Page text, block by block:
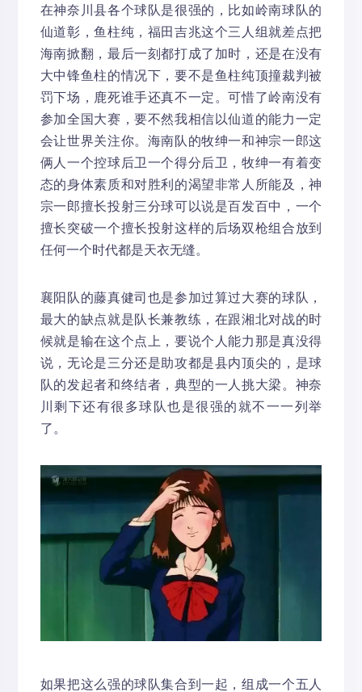
在神奈川县各个球队是很强的，比如岭南球队的
仙道彰，鱼柱纯，福田吉兆这个三人组就差点把
海南掀翻，最后一刻都打成了加时，还是在没有
大中锋鱼柱的情况下，要不是鱼柱纯顶撞裁判被
罚下场，鹿死谁手还真不一定。可惜了岭南没有
参加全国大赛，要不然我相信以仙道的能力一定
会让世界关注你。海南队的牧绅一和神宗一郎这
俩人一个控球后卫一个得分后卫，牧绅一有着变
态的身体素质和对胜利的渴望非常人所能及，神
宗一郎擅长投射三分球可以说是百发百中，一个
擅长突破一个擅长投射这样的后场双枪组合放到
任何一个时代都是天衣无缝。
襄阳队的藤真健司也是参加过算过大赛的球队，
最大的缺点就是队长兼教练，在跟湘北对战的时
候就是输在这个点上，要说个人能力那是真没得
说，无论是三分还是助攻都是县内顶尖的，是球
队的发起者和终结者，典型的一人挑大梁。神奈
川剩下还有很多球队也是很强的就不一一列举
了。
如果把这么强的球队集合到一起，组成一个五人